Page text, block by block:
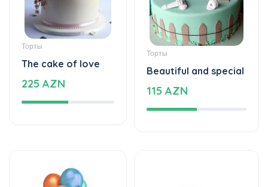
The cake of love
225 AZN
Beautiful and special
115 AZN